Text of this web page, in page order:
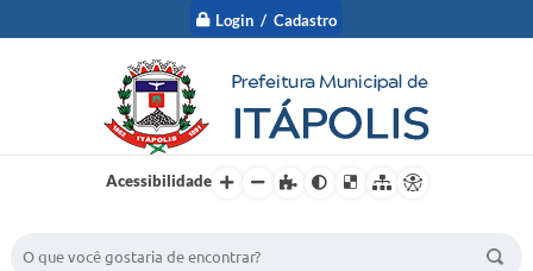
Login / Cadastro
Acessibilidade